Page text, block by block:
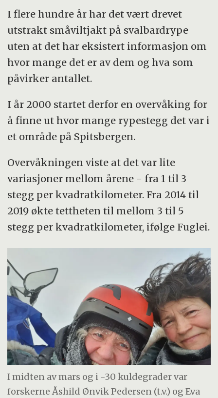
I flere hundre år har det vært drevet
utstrakt småviltjakt på svalbardrype
uten at det har eksistert informasjon om
hvor mange det er av dem og hva som
påvirker antallet.
I år 2000 startet derfor en overvåking for
å finne ut hvor mange rypestegg det var i
et område på Spitsbergen.
Overvåkningen viste at det var lite
variasjoner mellom årene - fra 1 til 3
stegg per kvadratkilometer. Fra 2014 til
2019 økte tettheten til mellom 3 til 5
stegg per kvadratkilometer, ifølge Fuglei.
I midten av mars og i -30 kuldegrader var
forskerne Åshild Ønvik Pedersen (t.v.) og Eva